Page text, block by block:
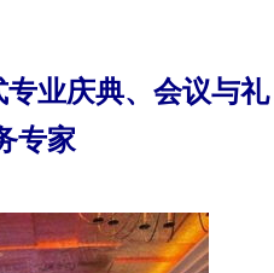
业庆典、会议与礼
专家